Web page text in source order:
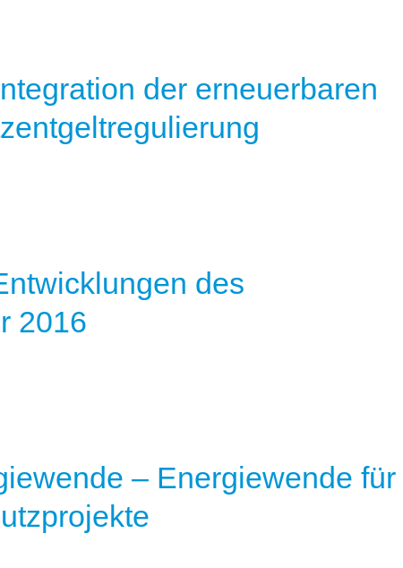
der erneuerbaren
des
2016
– Energiewende für